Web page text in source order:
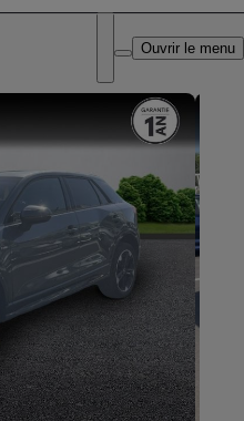
DEALER NAME
Ouvrir le menu